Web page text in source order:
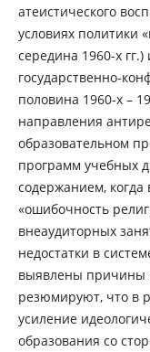
атеистического
условиях политики
середина 1960-х
государственно-
половина 1960-х –
направления
образовательном
программ учебных
содержанием, когда
«ошибочность
внеаудиторных
недостатки в
выявлены причины
резюмируют, что в
усиление
образования со